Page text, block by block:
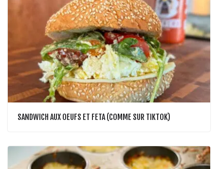
SANDWICH AUX OEUFS ET FETA (COMME SUR TIKTOK)